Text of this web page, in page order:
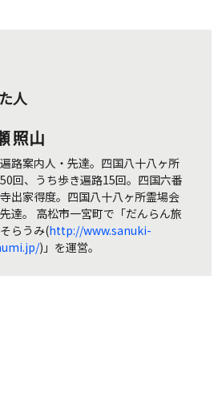
人
照山
路案内人・先達。四国八十八ヶ所
回、うち歩き遍路15回。四国六番
出家得度。四国八十八ヶ所霊場会
達。 高松市一宮町で「だんらん旅
らうみ(http://www.sanuki-
)」を運営。